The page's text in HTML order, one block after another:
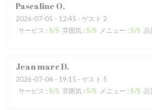
Pascaline O
2026-07-05 - 12:45 - ゲスト 2
サービス : 5/5 雰囲気 : 5/5 メニュー : 5/5 品
Jean marcD
2026-07-04 - 19:15 - ゲスト 5
サービス : 5/5 雰囲気 : 5/5 メニュー : 5/5 品